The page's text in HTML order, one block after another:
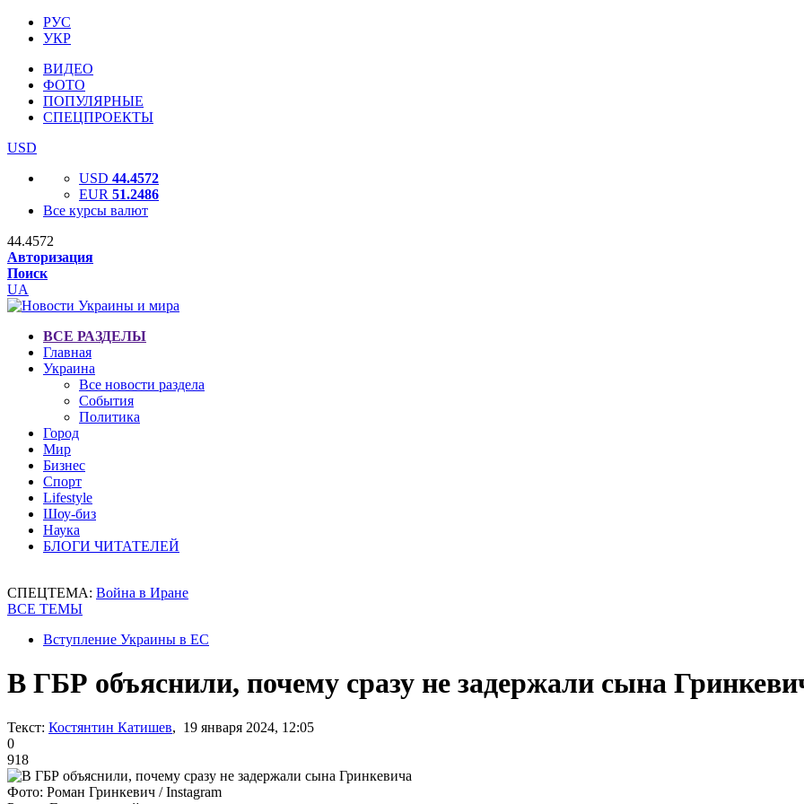
РУС
УКР
ВИДЕО
ФОТО
ПОПУЛЯРНЫЕ
СПЕЦПРОЕКТЫ
USD
USD 44.4572
EUR 51.2486
Все курсы валют
44.4572
Авторизация
Поиск
UA
ВСЕ РАЗДЕЛЫ
Главная
Украина
Все новости раздела
События
Политика
Город
Мир
Бизнес
Спорт
Lifestyle
Шоу-биз
Наука
БЛОГИ ЧИТАТЕЛЕЙ
СПЕЦТЕМА: Война в Иране
ВСЕ ТЕМЫ
Вступление Украины в ЕС
В ГБР объяснили, почему сразу не задержали сына
Текст: Костянтин Катишев, 19 января 2024, 12:05
0
918
Фото: Роман Гринкевич / Instagram